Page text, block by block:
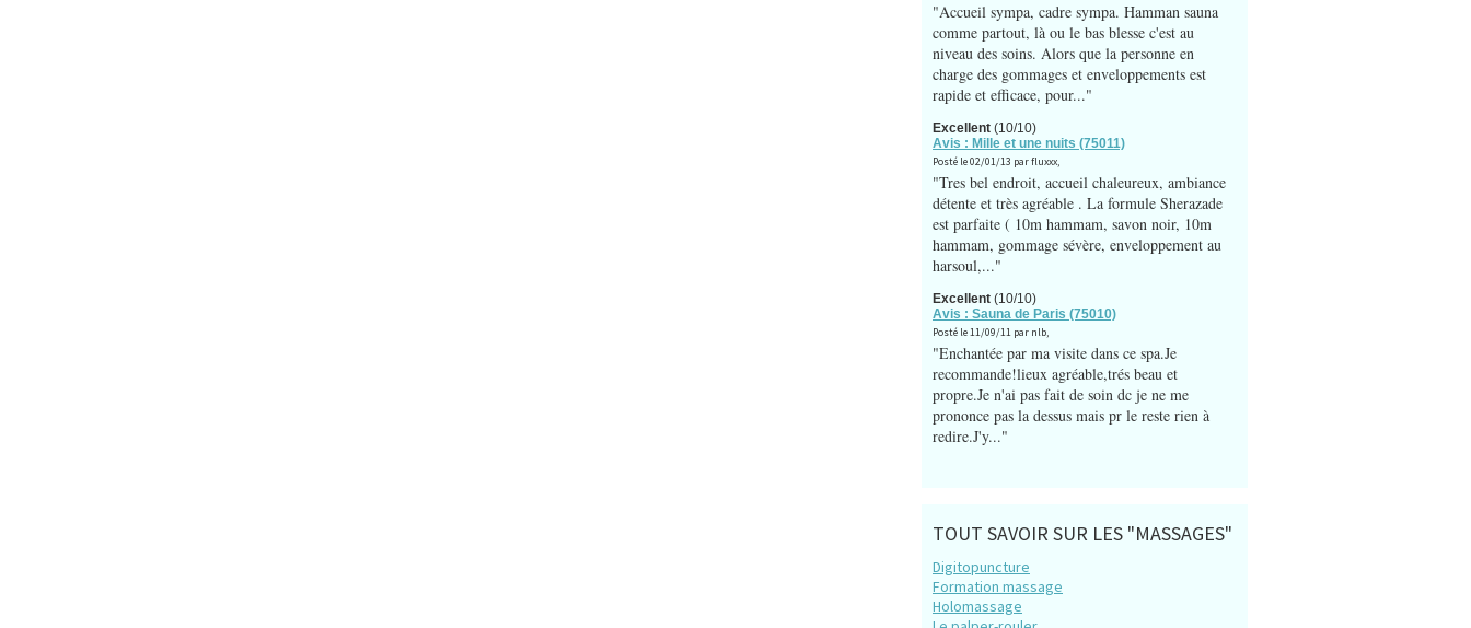
"Accueil sympa, cadre sympa. Hamman sauna
comme partout, là ou le bas blesse c'est au
niveau des soins. Alors que la personne en
charge des gommages et enveloppements est
rapide et efficace, pour..."
Excellent (10/10)
Avis : Mille et une nuits (75011)
Posté le 02/01/13 par fluxxx,
"Tres bel endroit, accueil chaleureux, ambiance
détente et très agréable . La formule Sherazade
est parfaite ( 10m hammam, savon noir, 10m
hammam, gommage sévère, enveloppement au
harsoul,..."
Excellent (10/10)
Avis : Sauna de Paris (75010)
Posté le 11/09/11 par nlb,
"Enchantée par ma visite dans ce spa.Je
recommande!lieux agréable,trés beau et
propre.Je n'ai pas fait de soin dc je ne me
prononce pas la dessus mais pr le reste rien à
redire.J'y..."
TOUT SAVOIR SUR LES "MASSAGES"
Digitopuncture
Formation massage
Holomassage